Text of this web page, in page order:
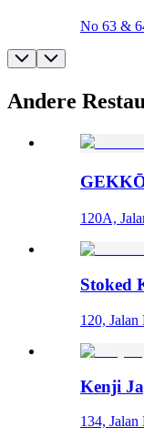
No 63 &
Andere
120A,
Stoked
120,
Kenji
134,